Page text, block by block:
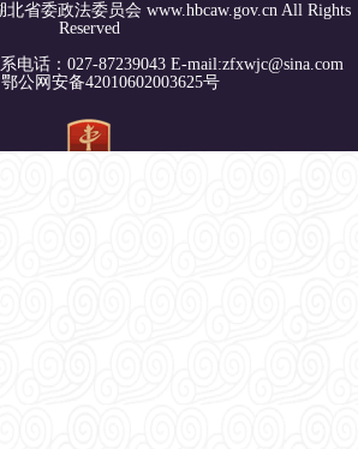
省委政法委员会 www.hbcaw.gov.cn All Rights
Reserved
电话：027-87239043 E-mail:zfxwjc@sina.com
鄂公网安备42010602003625号